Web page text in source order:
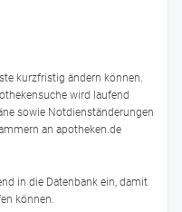
kurzfristig ändern können.
wird laufend
sowie Notdienständerungen
an apotheken.de
in die Datenbank ein, damit
können.